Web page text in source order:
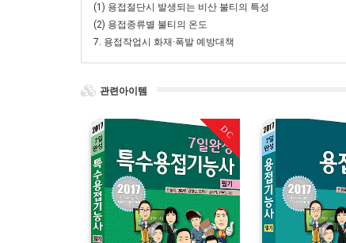
(1) 용접절단시 발생되는 비산 불티의 특성
(2) 용접종류별 불티의 온도
7. 용접작업시 화재·폭발 예방대책
관련아이템
DC